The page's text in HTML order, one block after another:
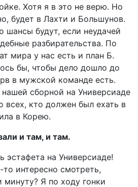
Хотя я в это не верю. Но
будет в Лахти и Большунов.
шансы будут, если неудачей
разбирательства. По
мира у нас есть и план Б.
бы, чтобы дело дошло до
в мужской команде есть.
сборной на Универсиаде
всех, кто должен был ехать в
в Корею.
и там, и там.
эстафета на Универсиаде!
интересно смотреть,
Я по ходу гонки